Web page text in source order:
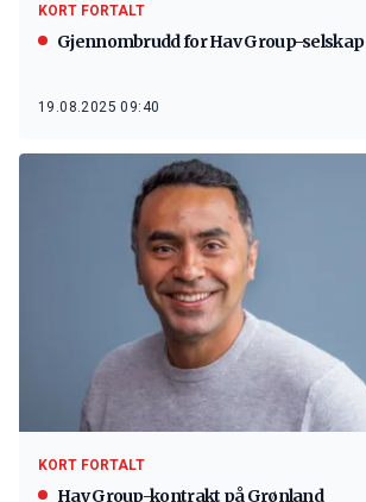
KORT FORTALT
Gjennombrudd for Hav Group-selskap
19.08.2025 09:40
KORT FORTALT
Hav Group-kontrakt på Grønland